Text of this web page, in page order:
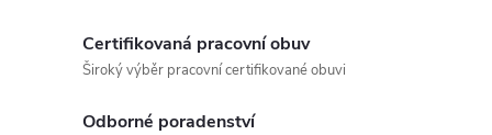
Certifikovaná pracovní obuv
Široký výběr pracovní certifikované obuvi
Odborné poradenství